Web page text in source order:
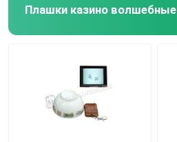
Плашки казино волшебные